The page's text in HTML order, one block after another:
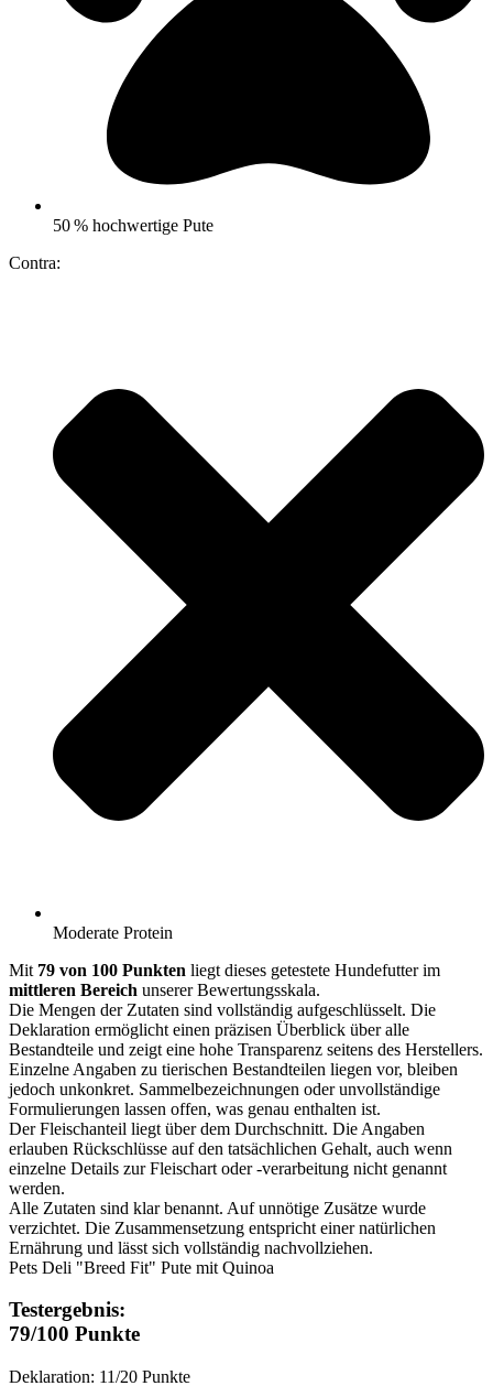
50 % hochwertige Pute
Contra:
Moderate Protein
Mit 79 von 100 Punkten liegt dieses getestete Hundefutter im
mittleren Bereich unserer Bewertungsskala.
Die Mengen der Zutaten sind vollständig aufgeschlüsselt. Die
Deklaration ermöglicht einen präzisen Überblick über alle
Bestandteile und zeigt eine hohe Transparenz seitens des Herstellers.
Einzelne Angaben zu tierischen Bestandteilen liegen vor, bleiben
jedoch unkonkret. Sammelbezeichnungen oder unvollständige
Formulierungen lassen offen, was genau enthalten ist.
Der Fleischanteil liegt über dem Durchschnitt. Die Angaben
erlauben Rückschlüsse auf den tatsächlichen Gehalt, auch wenn
einzelne Details zur Fleischart oder -verarbeitung nicht genannt
werden.
Alle Zutaten sind klar benannt. Auf unnötige Zusätze wurde
verzichtet. Die Zusammensetzung entspricht einer natürlichen
Ernährung und lässt sich vollständig nachvollziehen.
Pets Deli "Breed Fit" Pute mit Quinoa
Testergebnis:
79/100 Punkte
Deklaration: 11/20 Punkte